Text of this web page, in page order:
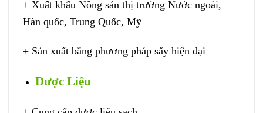
+ Xuất khẩu Nông sản thị trường Nước ngoài,
Hàn quốc, Trung Quốc, Mỹ
+ Sản xuất bằng phương pháp sấy hiện đại
Dược Liệu